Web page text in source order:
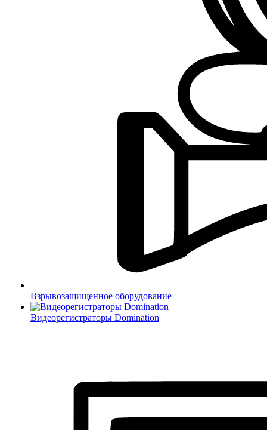
Взрывозащищенное оборудование
Видеорегистраторы Domination